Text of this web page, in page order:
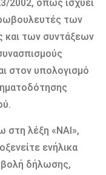
2002, όπως ισχύει
των
και των συντάξεων
στον υπολογισμό
στη λέξη «ΝΑΙ»,
ενήλικα
δήλωσης,